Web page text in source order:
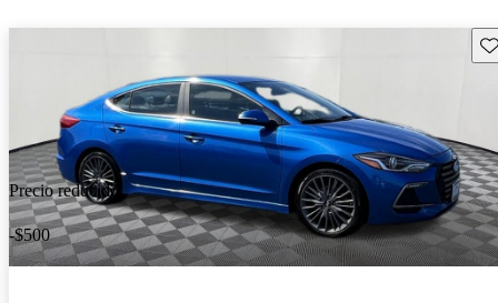
Precio reducido
-$500